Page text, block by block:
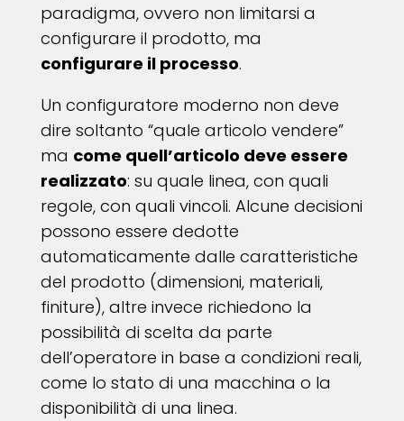
paradigma, ovvero non limitarsi a
configurare il prodotto, ma
configurare il processo.
Un configuratore moderno non deve
dire soltanto “quale articolo vendere”
ma come quell’articolo deve essere
realizzato: su quale linea, con quali
regole, con quali vincoli. Alcune decisioni
possono essere dedotte
automaticamente dalle caratteristiche
del prodotto (dimensioni, materiali,
finiture), altre invece richiedono la
possibilità di scelta da parte
dell’operatore in base a condizioni reali,
come lo stato di una macchina o la
disponibilità di una linea.